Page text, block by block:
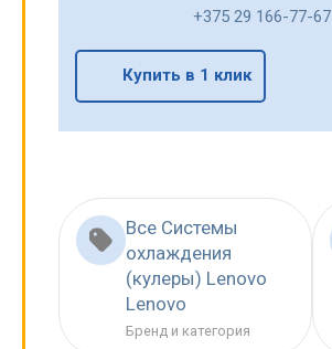
+375 29 166-77-67
Купить в 1 клик
Все Системы
охлаждения
(кулеры) Lenovo
Lenovo
Бренд и категория